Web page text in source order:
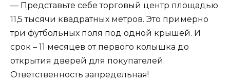
— Представьте себе торговый центр площадью
11,5 тысячи квадратных метров. Это примерно
три футбольных поля под одной крышей. И
срок – 11 месяцев от первого колышка до
открытия дверей для покупателей.
Ответственность запредельная!